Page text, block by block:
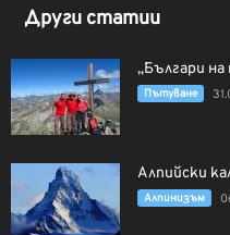
Други статии
„Българи
Пътуване
Алпийски
Алпинизъм